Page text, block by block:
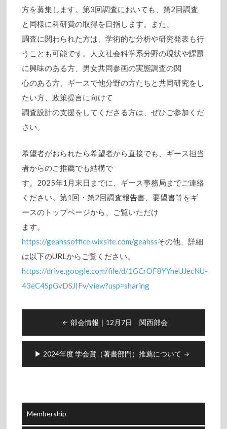
方を募集します。第3回調査においても、第2回調査
と同様に科研費の取得を目指します。また、
調査に関わられた方は、学術的な分析や研究発表も行
うことも可能です。人文社会科学系分野の現状や課題
に興味のある方、男女共同参画の実態調査の関
心のある方、ギースで他分野の方たちと共同研究をし
たい方、政策提言に向けて
調査設計の支援をしてくださる方は、ぜひご参加くだ
さい。
希望者がおられたら希望者から直接でも、ギース担当
者からのご推薦でも結構で
す。2025年1月末日までに、ギース事務局までご連絡
ください。第1回・第2回調査報告書、要望書等をギ
ースのトップページから、ご覧いただけ
ます。
https://geahssoffice.wixsite.com/geahssその他、詳細
は以下のURLからご覧ください。
https://drive.google.com/file/d/1GCrOF8YYneUJecNU-
43eC4SpGvDSJIFv/view?usp=sharing
navigation部会情報｜12月7日 関西部会
▶︎ 2024年度 学会賞（著書部門）推薦について
Membership